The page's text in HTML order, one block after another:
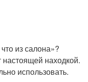
из салона»?
настоящей находкой.
использовать.